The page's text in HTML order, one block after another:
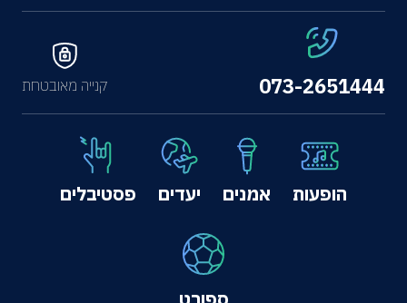
073-2651444
הופעות אמנים יעדים פסטיבלים
קנייה מאובטחת